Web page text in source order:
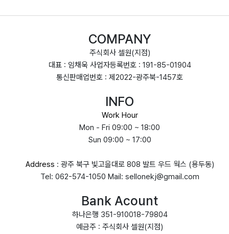
COMPANY
주식회사 셀원(지점)
대표 : 임채욱 사업자등록번호 : 191-85-01904
통신판매업번호 : 제2022-광주북-1457호
INFO
Work Hour
Mon - Fri 09:00 ~ 18:00
Sun 09:00 ~ 17:00
Address : 광주 북구 빛고을대로 808 발트 우드 웍스 (용두동)
Tel: 062-574-1050 Mail: sellonekj@gmail.com
Bank Acount
하나은행 351-910018-79804
예금주 : 주식회사 셀원(지점)